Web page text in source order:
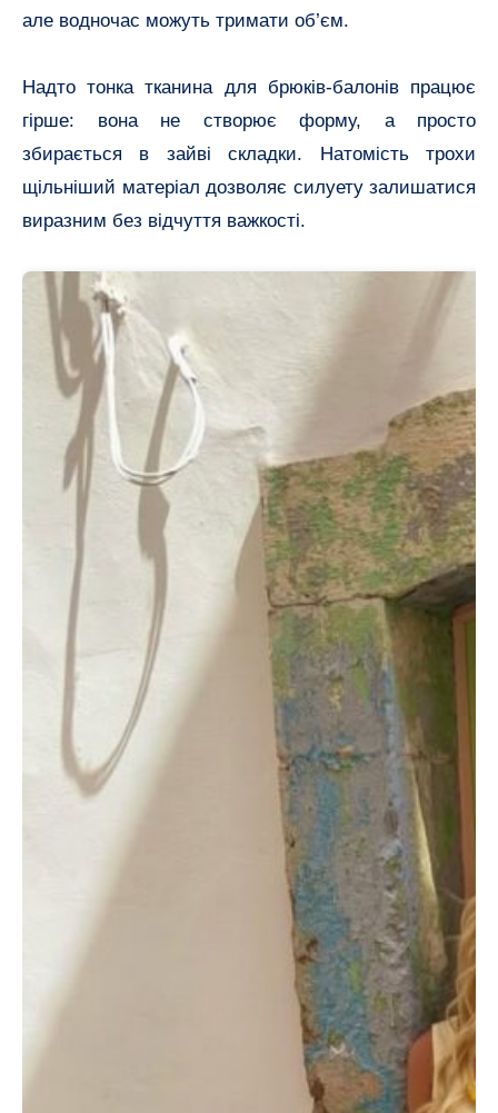
але водночас можуть тримати об’єм.
Надто тонка тканина для брюків-балонів працює
гірше: вона не створює форму, а просто
збирається в зайві складки. Натомість трохи
щільніший матеріал дозволяє силуету залишатися
виразним без відчуття важкості.